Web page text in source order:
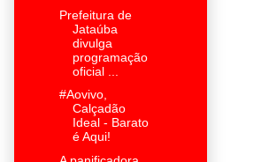
Prefeitura de
Jataúba
divulga
programação
oficial ...
#Aovivo,
Calçadão
Ideal - Barato
é Aqui!